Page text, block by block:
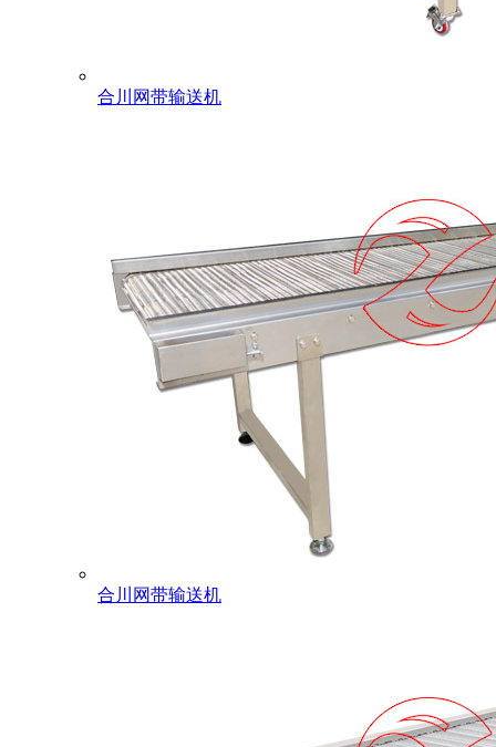
合川网带输送机
合川网带输送机